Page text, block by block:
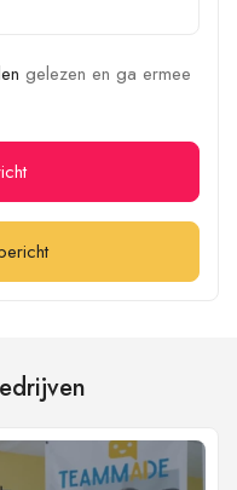
gelezen en ga ermee